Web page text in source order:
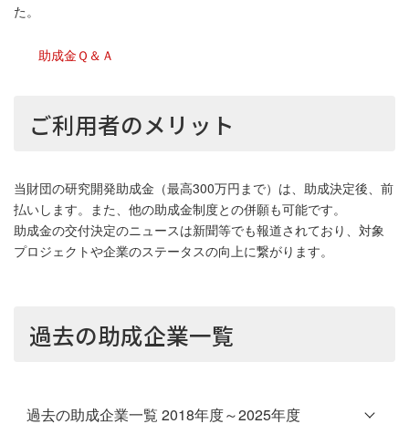
た。
助成金Ｑ＆Ａ
ご利用者のメリット
当財団の研究開発助成金（最高300万円まで）は、助成決定後、前
払いします。また、他の助成金制度との併願も可能です。
助成金の交付決定のニュースは新聞等でも報道されており、対象
プロジェクトや企業のステータスの向上に繋がります。
過去の助成企業一覧
過去の助成企業一覧 2018年度～2025年度